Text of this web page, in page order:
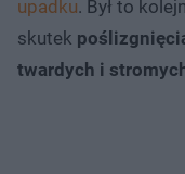
upadku. Był to
skutek
twardych i